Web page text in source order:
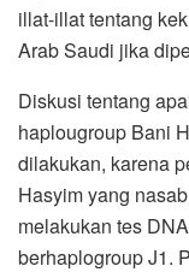
illat-illat tentang
Arab Saudi jika
Diskusi tentang
haplougroup Bani
dilakukan, karena
Hasyim yang
melakukan tes
berhaplogroup J1.